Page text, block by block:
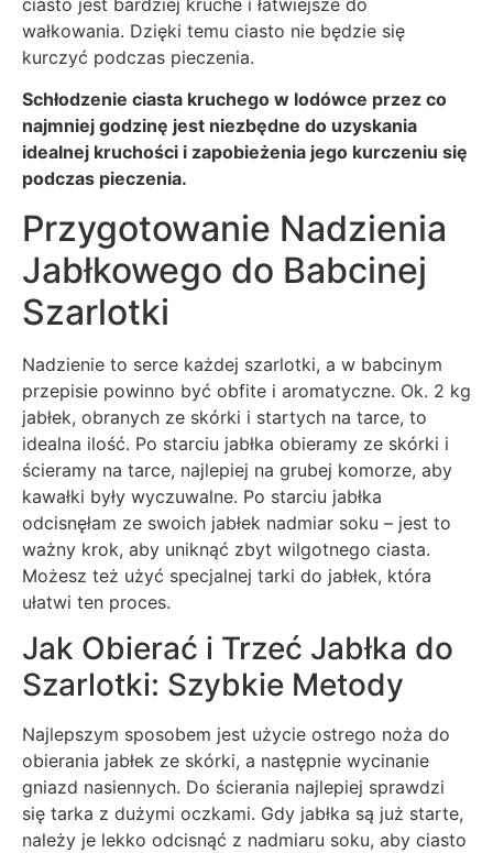
wałkowania. Dzięki temu ciasto nie będzie się
kurczyć podczas pieczenia.
Schłodzenie ciasta kruchego w lodówce przez co
najmniej godzinę jest niezbędne do uzyskania
idealnej kruchości i zapobieżenia jego kurczeniu się
podczas pieczenia.
Przygotowanie Nadzienia
Jabłkowego do Babcinej
Szarlotki
Nadzienie to serce każdej szarlotki, a w babcinym
przepisie powinno być obfite i aromatyczne. Ok. 2 kg
jabłek, obranych ze skórki i startych na tarce, to
idealna ilość. Po starciu jabłka obieramy ze skórki i
ścieramy na tarce, najlepiej na grubej komorze, aby
kawałki były wyczuwalne. Po starciu jabłka
odcisnęłam ze swoich jabłek nadmiar soku – jest to
ważny krok, aby uniknąć zbyt wilgotnego ciasta.
Możesz też użyć specjalnej tarki do jabłek, która
ułatwi ten proces.
Jak Obierać i Trzeć Jabłka do
Szarlotki: Szybkie Metody
Najlepszym sposobem jest użycie ostrego noża do
obierania jabłek ze skórki, a następnie wycinanie
gniazd nasiennych. Do ścierania najlepiej sprawdzi
się tarka z dużymi oczkami. Gdy jabłka są już starte,
należy je lekko odcisnąć z nadmiaru soku, aby ciasto